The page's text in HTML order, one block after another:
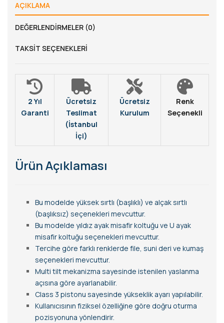
AÇIKLAMA
DEĞERLENDIRMELER (0)
TAKSIT SEÇENEKLERI
2 Yıl
Garanti
Ücretsiz
Teslimat
(İstanbul
İçi)
Ücretsiz
Kurulum
Renk
Seçenekli
Ürün Açıklaması
Bu modelde yüksek sırtlı (başlıklı) ve alçak sırtlı
(başlıksız) seçenekleri mevcuttur.
Bu modelde yıldız ayak misafir koltuğu ve U ayak
misafir koltuğu seçenekleri mevcuttur.
Tercihe göre farklı renklerde file, suni deri ve kumaş
seçenekleri mevcuttur.
Multi tilt mekanizma sayesinde istenilen yaslanma
açısına göre ayarlanabilir.
Class 3 pistonu sayesinde yükseklik ayarı yapılabilir.
Kullanıcısının fiziksel özelliğine göre doğru oturma
pozisyonuna yönlendirir.